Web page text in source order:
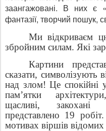
заангажовані. В них є
фантазії, творчий пошук,
Ми відкриваєм
збройним силам. Які
Картини
сказати, символізують
над злом! Це спокійні
пам’ятки
щасливі,
представлено 19
мотивах віршів відомих